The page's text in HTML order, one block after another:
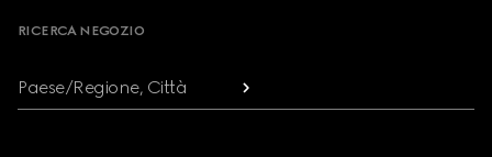
RICERCA NEGOZIO
Paese/Regione, Città